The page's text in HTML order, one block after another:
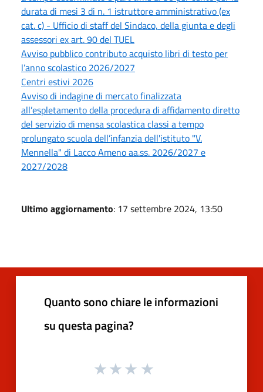
durata di mesi 3 di n. 1 istruttore amministrativo (ex
cat. c) - Ufficio di staff del Sindaco, della giunta e degli
assessori ex art. 90 del TUEL
Avviso pubblico contributo acquisto libri di testo per
l’anno scolastico 2026/2027
Centri estivi 2026
Avviso di indagine di mercato finalizzata
all’espletamento della procedura di affidamento diretto
del servizio di mensa scolastica classi a tempo
prolungato scuola dell’infanzia dell'istituto "V.
Mennella" di Lacco Ameno aa.ss. 2026/2027 e
2027/2028
Ultimo aggiornamento: 17 settembre 2024, 13:50
Quanto sono chiare le informazioni
su questa pagina?